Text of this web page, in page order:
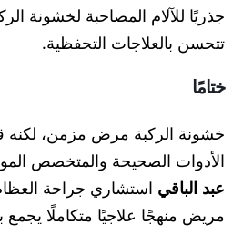
جذريًا للآلام المصاحبة لخشونة
تتحسن بالعلاجات التحفظية.
ختامًا
خشونة الركبة مرض مزمن، لكنه
الأدوات الصحيحة والمتخصص
عبد الباقي استشاري جراحة
مريض منهجًا علاجيًا متكاملًا